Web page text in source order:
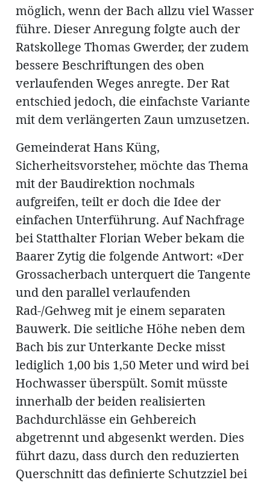
möglich, wenn der Bach allzu viel Wasser
führe. Dieser Anregung folgte auch der
Ratskollege Thomas Gwerder, der zudem
bessere Beschriftungen des oben
verlaufenden Weges anregte. Der Rat
entschied jedoch, die einfachste Variante
mit dem verlängerten Zaun umzusetzen.
Gemeinderat Hans Küng,
Sicherheitsvorsteher, möchte das Thema
mit der Baudirektion nochmals
aufgreifen, teilt er doch die Idee der
einfachen Unterführung. Auf Nachfrage
bei Statthalter Florian Weber bekam die
Baarer Zytig die folgende Antwort: «Der
Grossacherbach unterquert die Tangente
und den parallel verlaufenden
Rad-/Gehweg mit je einem separaten
Bauwerk. Die seitliche Höhe neben dem
Bach bis zur Unterkante Decke misst
lediglich 1,00 bis 1,50 Meter und wird bei
Hochwasser überspült. Somit müsste
innerhalb der beiden realisierten
Bachdurchlässe ein Gehbereich
abgetrennt und abgesenkt werden. Dies
führt dazu, dass durch den reduzierten
Querschnitt das definierte Schutzziel bei